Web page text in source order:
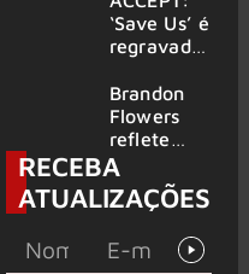
“Fortress”
gravada
am Ring
2026
‘Save Us’ é
regravada
membros
do GHOST
e KORN
Brandon
Flowers
reflete
sobre o
futuro e
levanta
de de
RECEBA
ATUALIZAÇÕES